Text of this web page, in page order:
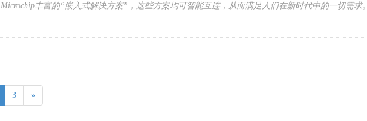
Microchip丰富的“嵌入式解决方案”，这些方案均可智能互连，从而满足人们在新时代中的一切需求。
3 »